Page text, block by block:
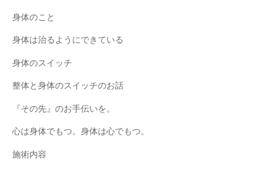
身体のこと
身体は治るようにできている
身体のスイッチ
整体と身体のスイッチのお話
『その先』のお手伝いを。
心は身体でもつ。身体は心でもつ。
施術内容